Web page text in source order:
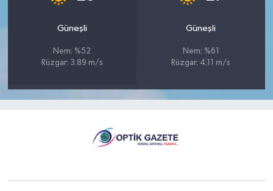
Güneşli
Nem: %52
Rüzgar: 3.89 m/s
Güneşli
Nem: %61
Rüzgar: 4.11 m/s